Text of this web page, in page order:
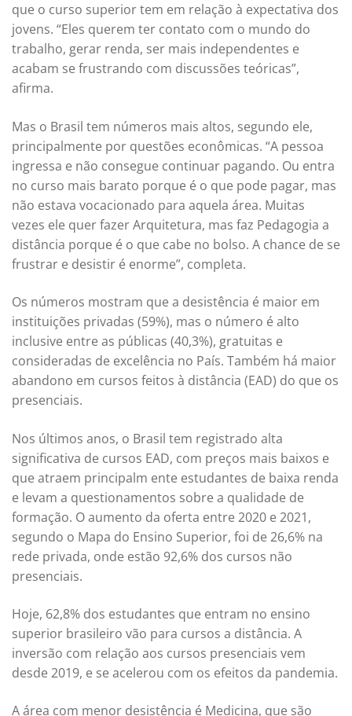
que o curso superior tem em relação à expectativa dos
jovens. “Eles querem ter contato com o mundo do
trabalho, gerar renda, ser mais independentes e
acabam se frustrando com discussões teóricas”,
afirma.
Mas o Brasil tem números mais altos, segundo ele,
principalmente por questões econômicas. “A pessoa
ingressa e não consegue continuar pagando. Ou entra
no curso mais barato porque é o que pode pagar, mas
não estava vocacionado para aquela área. Muitas
vezes ele quer fazer Arquitetura, mas faz Pedagogia a
distância porque é o que cabe no bolso. A chance de se
frustrar e desistir é enorme”, completa.
Os números mostram que a desistência é maior em
instituições privadas (59%), mas o número é alto
inclusive entre as públicas (40,3%), gratuitas e
consideradas de excelência no País. Também há maior
abandono em cursos feitos à distância (EAD) do que os
presenciais.
Nos últimos anos, o Brasil tem registrado alta
significativa de cursos EAD, com preços mais baixos e
que atraem principalm ente estudantes de baixa renda
e levam a questionamentos sobre a qualidade de
formação. O aumento da oferta entre 2020 e 2021,
segundo o Mapa do Ensino Superior, foi de 26,6% na
rede privada, onde estão 92,6% dos cursos não
presenciais.
Hoje, 62,8% dos estudantes que entram no ensino
superior brasileiro vão para cursos a distância. A
inversão com relação aos cursos presenciais vem
desde 2019, e se acelerou com os efeitos da pandemia.
A área com menor desistência é Medicina, que são